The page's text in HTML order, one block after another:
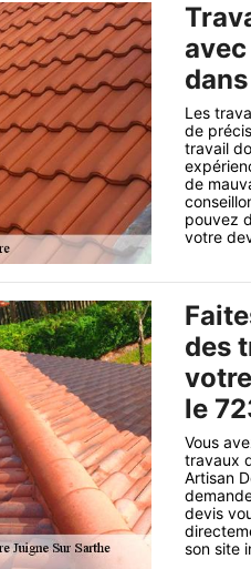
Les
de
travail
de
pouvez
votre
des
le
Vous
travaux
Artisan
devis
son site